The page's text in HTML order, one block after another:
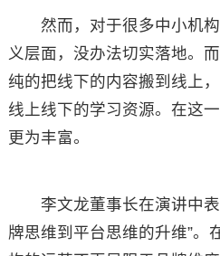
然而，对于很多中小机构
义层面，没办法切实落地。
纯的把线下的内容搬到线上
线上线下的学习资源。在这
更为丰富。
李文龙董事长在演讲中表
牌思维到平台思维的升维”。